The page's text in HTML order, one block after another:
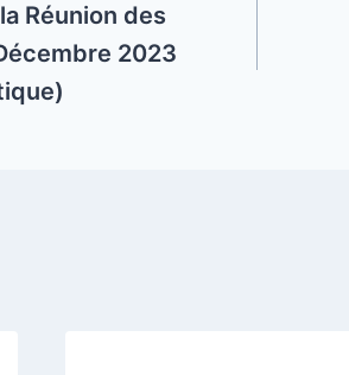
Réunion des
2023